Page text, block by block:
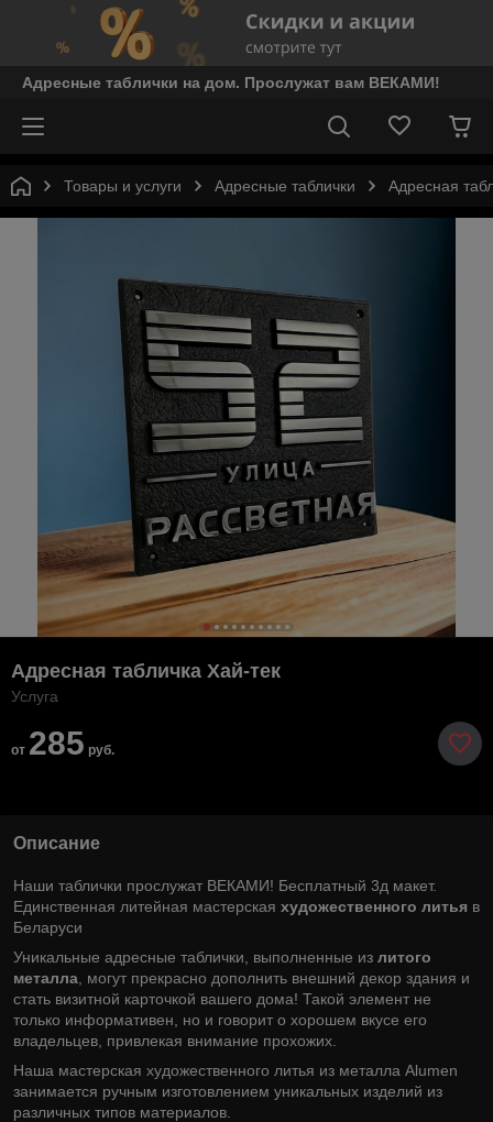
Адресные таблички на дом. Прослужат вам ВЕКАМИ!
Товары и услуги Адресные таблички Адресная
Адресная табличка Хай-тек
Услуга
от 285 руб.
Описание
Наши таблички прослужат ВЕКАМИ! Бесплатный 3д макет.
Единственная литейная мастерская художественного литья в
Беларуси
Уникальные адресные таблички, выполненные из литого
металла , могут прекрасно дополнить внешний декор здания и
стать визитной карточкой вашего дома! Такой элемент не
только информативен, но и говорит о хорошем вкусе его
владельцев, привлекая внимание прохожих.
Наша мастерская художественного литья из металла Alumen
занимается ручным изготовлением уникальных изделий из
различных типов материалов.